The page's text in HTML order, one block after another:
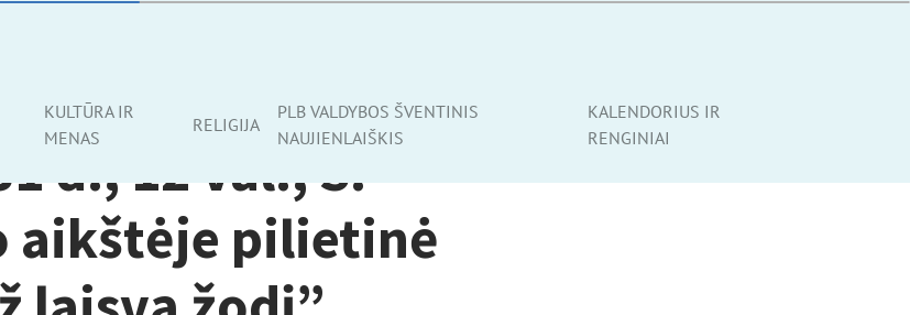
KULTŪRA IR
MENAS
RELIGIJA
PLB VALDYBOS ŠVENTINIS
NAUJIENLAIŠKIS
KALENDORIUS IR
RENGINIAI
d., 12 val., S.
aikštėje pilietinė